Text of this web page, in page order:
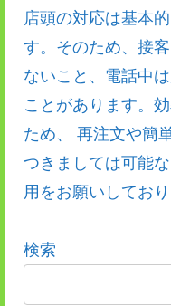
店頭の対応は基本
す。そのため、接
ないこと、電話中
ことがあります。
ため、 再注文や簡
つきましては可能
用をお願いしており
検索